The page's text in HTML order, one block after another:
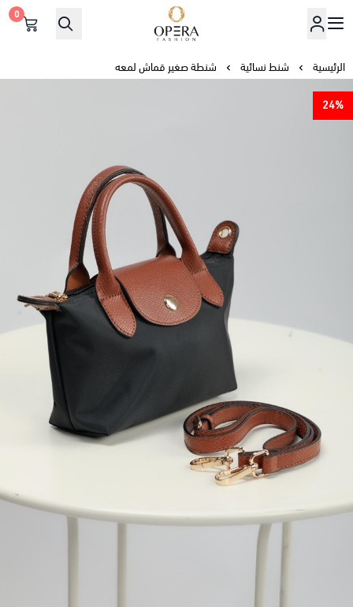
أوبرا فاشن
0
الرئيسية شنط نسائية شنطة صغير قماش لمعه
24%